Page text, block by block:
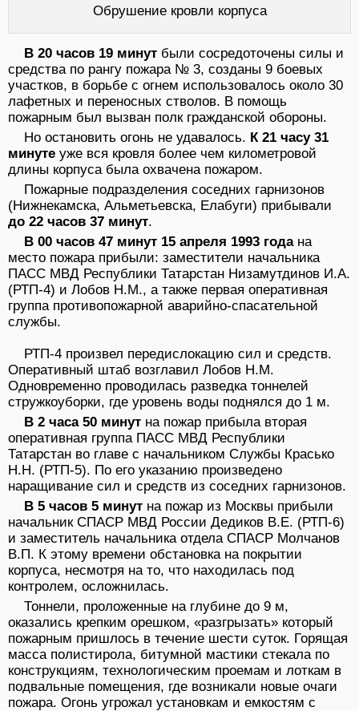
Обрушение кровли корпуса
В 20 часов 19 минут были сосредоточены силы и
средства по рангу пожара № 3, созданы 9 боевых
участков, в борьбе с огнем использовалось около 30
лафетных и переносных стволов. В помощь
пожарным был вызван полк гражданской обороны.
Но остановить огонь не удавалось. К 21 часу 31
минуте уже вся кровля более чем километровой
длины корпуса была охвачена пожаром.
Пожарные подразделения соседних гарнизонов
(Нижнекамска, Альметьевска, Елабуги) прибывали
до 22 часов 37 минут.
В 00 часов 47 минут 15 апреля 1993 годана
место пожара прибыли: заместители начальника
ПАСС МВД Республики Татарстан Низамутдинов И.А.
(РТП-4) и Лобов Н.М., а также первая оперативная
группа противопожарной аварийно-спасательной
службы.
РТП-4 произвел передислокацию сил и средств.
Оперативный штаб возглавил Лобов Н.М.
Одновременно проводилась разведка тоннелей
стружкоуборки, где уровень воды поднялся до 1 м.
В 2 часа 50 минут на пожар прибыла вторая
оперативная группа ПACC МВД Республики
Татарстан во главе с начальником Службы Красько
Н.Н. (РТП-5). По его указанию произведено
наращивание сил и средств из соседних гарнизонов.
В 5 часов 5 минут на пожар из Москвы прибыли
начальник СПАСР МВД России Дедиков В.Е. (РТП-6)
и заместитель начальника отдела СПАСР Молчанов
В.П. К этому времени обстановка на покрытии
корпуса, несмотря на то, что находилась под
контролем, осложнилась.
Тоннели, проложенные на глубине до 9 м,
оказались крепким орешком, «разгрызать» который
пожарным пришлось в течение шести суток. Горящая
масса полистирола, битумной мастики стекала по
конструкциям, технологическим проемам и лоткам в
подвальные помещения, где возникали новые очаги
пожара. Огонь угрожал установкам и емкостям с